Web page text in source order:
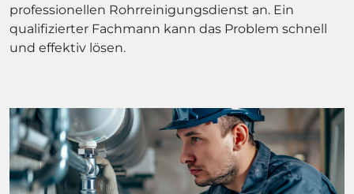
professionellen Rohrreinigungsdienst an. Ein
qualifizierter Fachmann kann das Problem schnell
und effektiv lösen.